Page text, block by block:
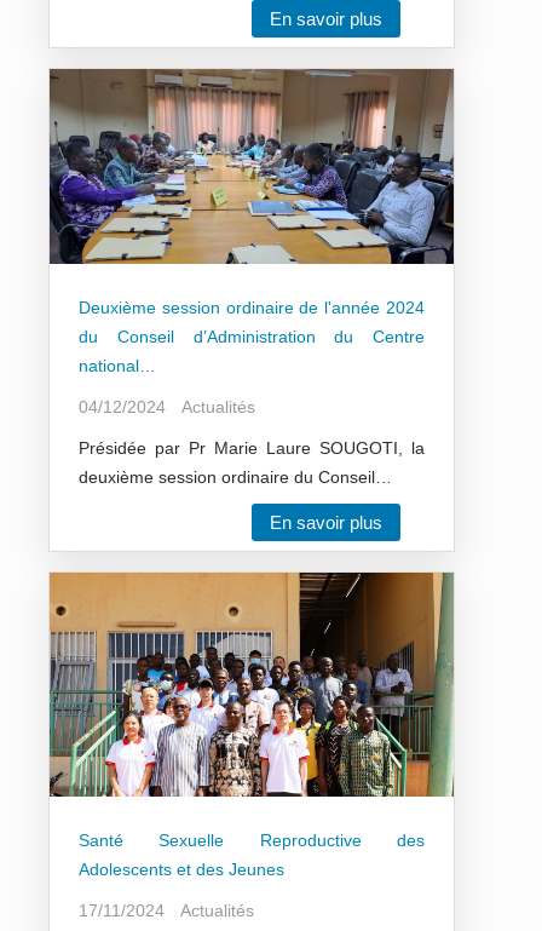
En savoir plus
Deuxième session ordinaire de l'année 2024
du Conseil d’Administration du Centre
national…
04/12/2024 Actualités
Présidée par Pr Marie Laure SOUGOTI, la
deuxième session ordinaire du Conseil…
En savoir plus
Santé Sexuelle Reproductive des
Adolescents et des Jeunes
17/11/2024 Actualités